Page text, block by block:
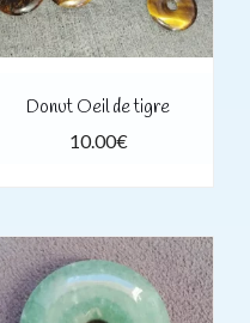
Donut Oeil de tigre
10.00€